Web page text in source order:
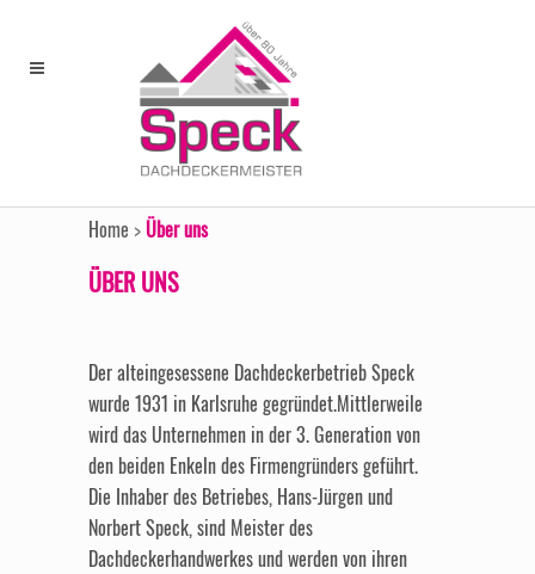
ÜBER UNS
Home >Über uns
Der alteingesessene Dachdeckerbetrieb Speck
wurde 1931 in Karlsruhe gegründet.Mittlerweile
wird das Unternehmen in der 3. Generation von
den beiden Enkeln des Firmengründers geführt.
Die Inhaber des Betriebes, Hans-Jürgen und
Norbert Speck, sind Meister des
Dachdeckerhandwerkes und werden von ihren